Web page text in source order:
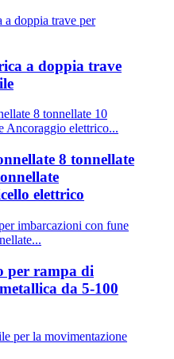
a doppia trave
8 tonnellate
elettrico
per rampa di
da 5-100